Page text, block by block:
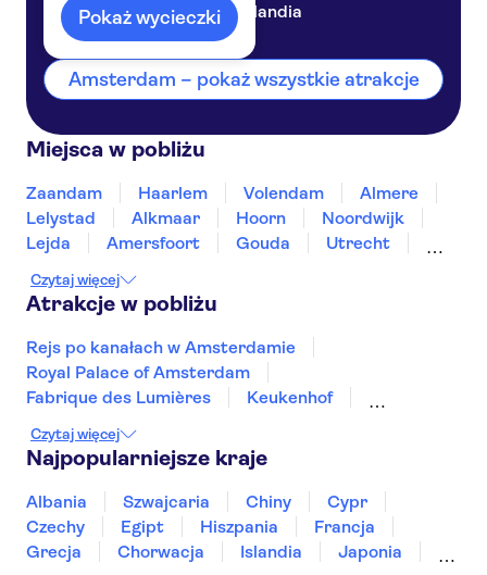
Pokaż wycieczki Holandia
Amsterdam – pokaż wszystkie atrakcje
Miejsca w pobliżu
Zaandam Haarlem Volendam
Almere
Lelystad
Alkmaar Hoorn
Noordwijk
Lejda
Amersfoort Gouda
Utrecht
Czytaj więcej
Atrakcje w pobliżu
Rejs po kanałach w Amsterdamie
Royal Palace of Amsterdam
Fabrique des Lumières
Keukenhof
Zaanse Schans
Muzeum Morskie w Rotterdamie
Rijksmuseum
Muzeum van Gogha
Plac Dam
Markthal
Heineken Experience
De Wallen
Czytaj więcej
Najpopularniejsze kraje
Albania Szwajcaria Chiny
Cypr
Czechy
Egipt Hiszpania
Francja
Grecja
Chorwacja Islandia
Japonia